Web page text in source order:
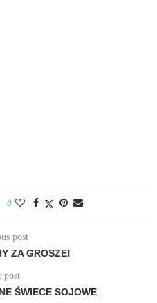
0
post
ZA GROSZE!
post
ŚWIECE SOJOWE